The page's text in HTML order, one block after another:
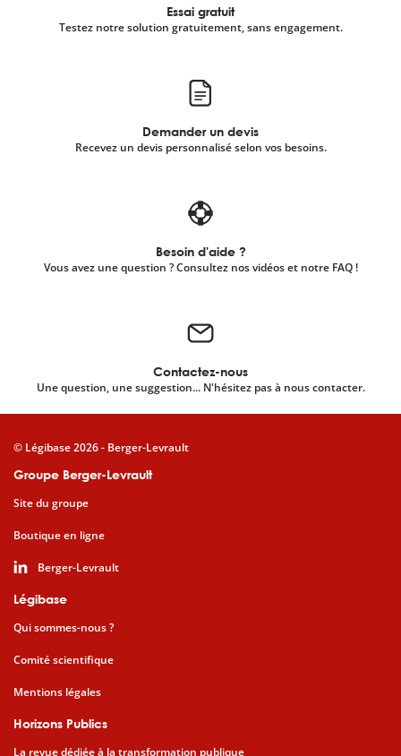
Essai gratuit
Testez notre solution gratuitement, sans engagement.
Demander un devis
Recevez un devis personnalisé selon vos besoins.
Besoin d'aide ?
Vous avez une question ? Consultez nos vidéos et notre FAQ !
Contactez-nous
Une question, une suggestion... N'hésitez pas à nous contacter.
Groupe Berger-Levrault
Site du groupe
Boutique en ligne
Berger-Levrault
Légibase
Qui sommes-nous ?
Comité scientifique
Mentions légales
Horizons Publics
La revue dédiée à la transformation publique
© Légibase 2026 - Berger-Levrault